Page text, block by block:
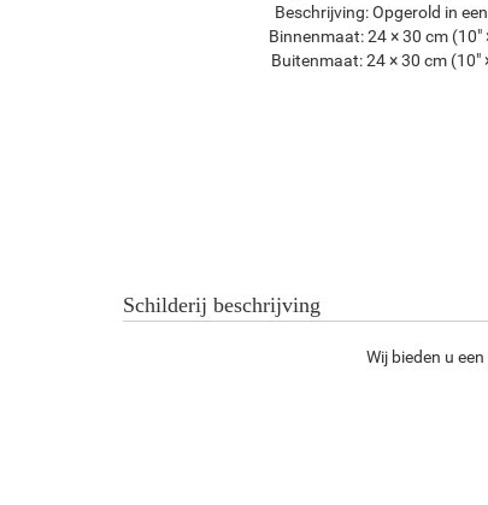
Beschrijving: Opgerold in
Binnenmaat: 24 × 30 cm (10"
Buitenmaat: 24 × 30 cm (10"
Schilderij beschrijving
Wij bieden u